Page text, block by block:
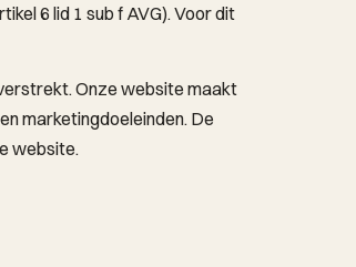
6 lid 1 sub f AVG). Voor dit
Onze website maakt
marketingdoeleinden. De
website.